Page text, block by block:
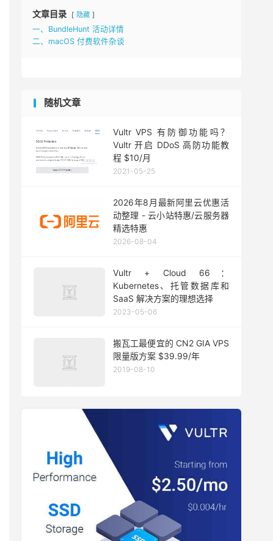
文章目录 隐藏
一、BundleHunt 活动详情
二、macOS 付费软件杂谈
随机文章
Vultr VPS 有防御功能吗？
Vultr 开启 DDoS 高防功能教
程 $10/月
2021-05-25
2026年8月最新阿里云优惠活
动整理 - 云小站特惠/云服务器
精选特惠
2026-08-04
Vultr + Cloud 66：
Kubernetes、托管数据库和
SaaS 解决方案的理想选择
2023-05-06
搬瓦工最便宜的 CN2 GIA VPS
限量版方案 $39.99/年
2019-08-10